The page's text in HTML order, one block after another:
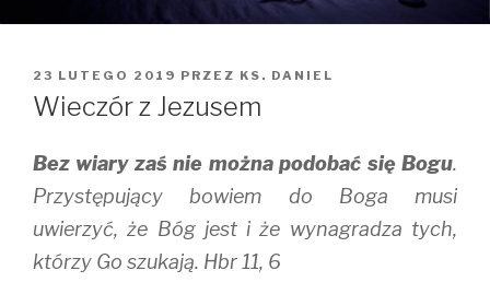
OPUBLIKOWANE
W
23 LUTEGO 2019 PRZEZ KS. DANIEL
Wieczór z Jezusem
Bez wiary zaś nie można podobać się Bogu.
Przystępujący bowiem do Boga musi
uwierzyć, że Bóg jest i że wynagradza tych,
którzy Go szukają. Hbr 11, 6